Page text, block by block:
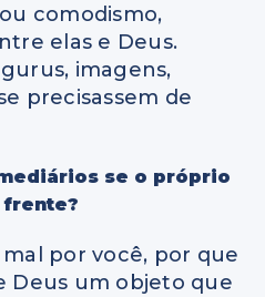
comodismo,
elas e Deus.
imagens,
precisassem de
se o próprio
frente?
por você, por que
Deus um objeto que